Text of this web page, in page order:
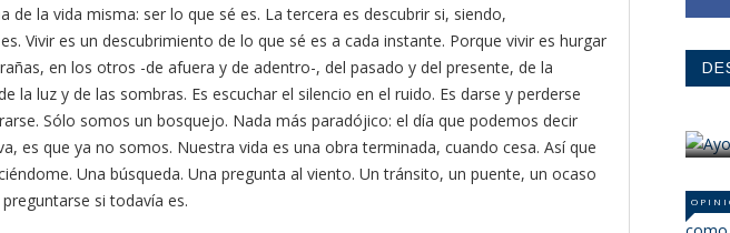
de la vida misma: ser lo que sé es. La tercera es descubrir si, siendo,
Vivir es un descubrimiento de lo que sé es a cada instante. Porque vivir es hurgar
en los otros -de afuera y de adentro-, del pasado y del presente, de la
la luz y de las sombras. Es escuchar el silencio en el ruido. Es darse y perderse
Sólo somos un bosquejo. Nada más paradójico: el día que podemos decir
es que ya no somos. Nuestra vida es una obra terminada, cuando cesa. Así que
Una búsqueda. Una pregunta al viento. Un tránsito, un puente, un ocaso
si todavía es.